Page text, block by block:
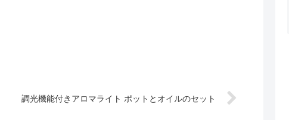
調光機能付きアロマライト ポットとオイルのセット